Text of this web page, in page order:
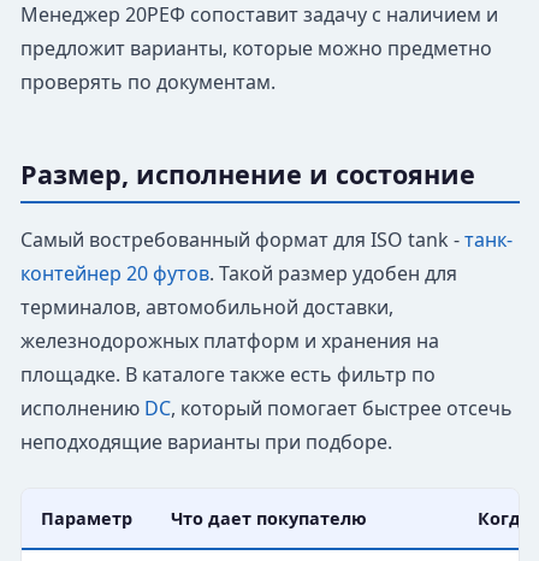
Менеджер 20РЕФ сопоставит задачу с наличием и
предложит варианты, которые можно предметно
проверять по документам.
Размер, исполнение и состояние
Самый востребованный формат для ISO tank -танк-
контейнер 20 футов. Такой размер удобен для
терминалов, автомобильной доставки,
железнодорожных платформ и хранения на
площадке. В каталоге также есть фильтр по
исполнению DC, который помогает быстрее отсечь
неподходящие варианты при подборе.
Параметр Что дает покупателю Когда